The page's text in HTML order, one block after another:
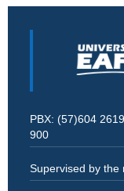
PBX: (57)604
900
Supervised by the